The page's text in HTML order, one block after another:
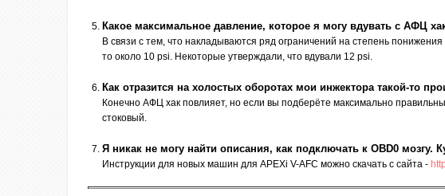
Какое максимальное давление, которое я могу вдувать с АФЦ
В связи с тем, что накладываются ряд ограничений на степень
то около 10 psi. Некоторые утверждали, что вдували 12 psi.
Как отразится на холостых оборотах мои инжектора такой-то
Конечно АФЦ хак повлияет, но если вы подберёте максимально
стоковый.
Я никак не могу найти описания, как подключать к OBD0 мозгу.
Инструкции для новых машин для APEXi V-AFC можно скачать с сайта -